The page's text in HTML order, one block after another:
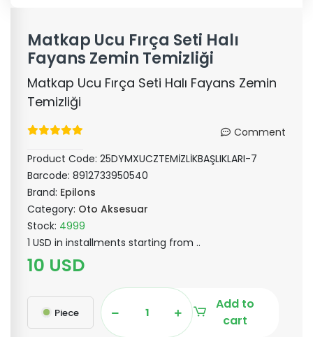
Matkap Ucu Fırça Seti Halı
Fayans Zemin Temizliği
Matkap Ucu Fırça Seti Halı Fayans Zemin
Temizliği
Comment
Product Code: 25DYMXUCZTEMİZLİKBAŞLIKLARI-7
Barcode: 8912733950540
Brand: Epilons
Category: Oto Aksesuar
Stock: 4999
1 USD in installments starting from ..
10 USD
Piece
Add to
cart